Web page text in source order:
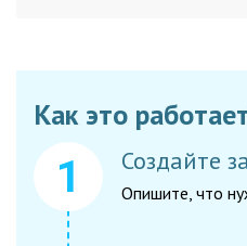
Как это
Создайте
Опишите, что